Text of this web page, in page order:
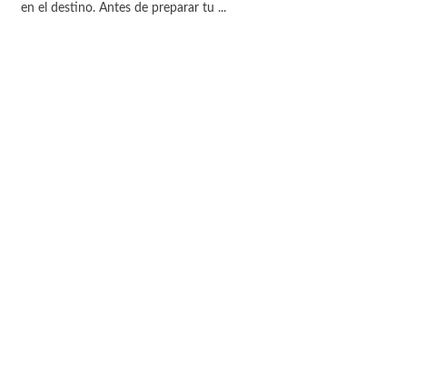
en el destino. Antes de preparar tu ...